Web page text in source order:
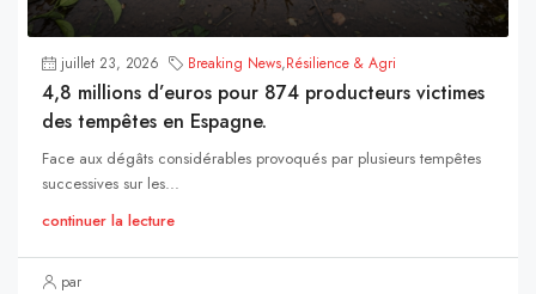
juillet 23, 2026 Breaking News,Résilience & Agri
4,8 millions d’euros pour 874 producteurs victimes
des tempêtes en Espagne.
Face aux dégâts considérables provoqués par plusieurs tempêtes
successives sur les...
continuer la lecture
par